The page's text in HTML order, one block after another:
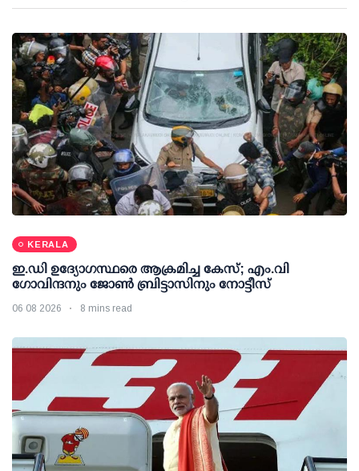
KERALA
ഇ.ഡി ഉദ്യോഗസ്ഥരെ ആക്രമിച്ച കേസ്; എം.വി
ഗോവിന്ദനും ജോണ്‍ ബ്രിട്ടാസിനും നോട്ടീസ്
06 08 2026 8 mins read